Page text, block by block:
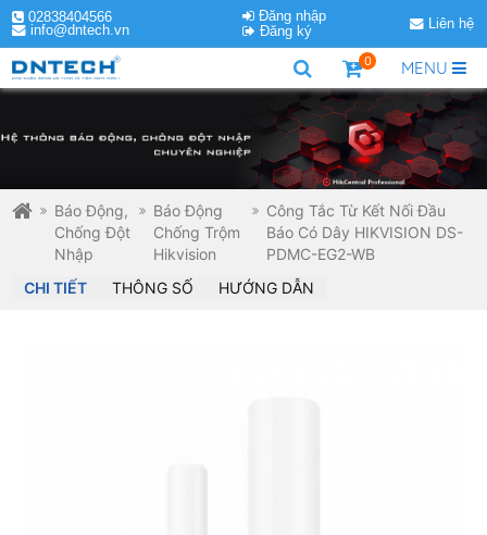
02838404566
info@dntech.vn
Đăng nhập
Đăng ký
Liên hệ
MENU
0
Báo Động,
Chống Đột
Nhập
Báo Động
Chống Trộm
Hikvision
Công Tắc Từ Kết Nối Đầu
Báo Có Dây HIKVISION DS-
PDMC-EG2-WB
CHI TIẾT
THÔNG SỐ HƯỚNG DẪN